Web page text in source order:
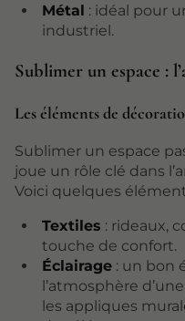
Métal : idéal pour
industriel.
Sublimer un espace :
Les éléments de
Sublimer un espace
joue un rôle clé dans
Voici quelques
Textiles : rideaux,
touche de confort.
Éclairage: un bon
l’atmosphère
les appliques